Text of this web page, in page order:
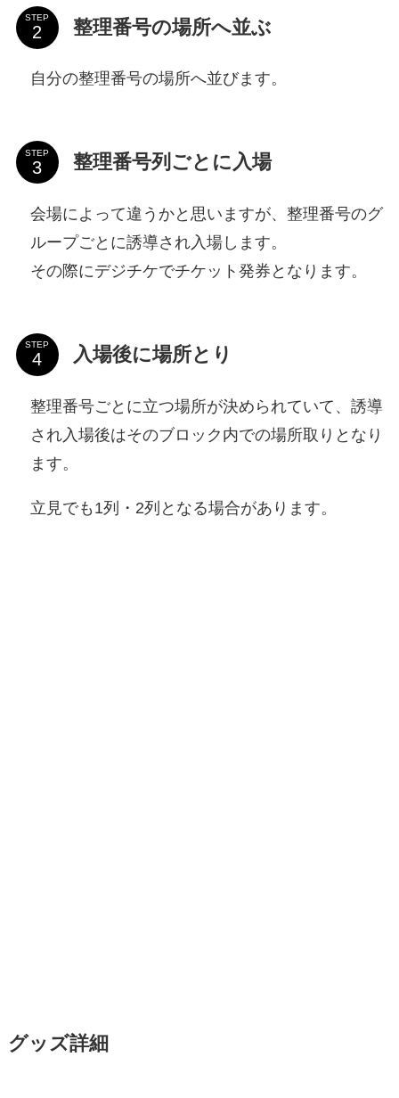
STEP 整理番号の場所へ並ぶ
自分の整理番号の場所へ並びます。
STEP 整理番号列ごとに入場
会場によって違うかと思いますが、整理番号のグ
ループごとに誘導され入場します。
その際にデジチケでチケット発券となります。
STEP 入場後に場所とり
整理番号ごとに立つ場所が決められていて、誘導
され入場後はそのブロック内での場所取りとなり
ます。
立見でも1列・2列となる場合があります。
グッズ詳細